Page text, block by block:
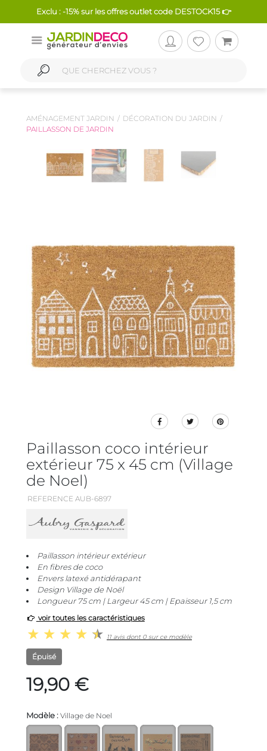
Exclu : -15% sur les offres outlet code DESTOCK15 👉
AMÉNAGEMENT JARDIN
DÉCORATION DU JARDIN
PAILLASSON DE JARDIN
Paillasson coco intérieur
extérieur 75 x 45 cm (Village
de Noel)
REFERENCE AUB-6897
Paillasson intérieur extérieur
En fibres de coco
Envers latexé antidérapant
Design Village de Noël
Longueur 75 cm | Largeur 45 cm | Epaisseur 1,5 cm
voir toutes les caractéristiques
11 avis dont 0 sur ce modèle
Épuisé
19,90 €
Modèle : Village de Noel